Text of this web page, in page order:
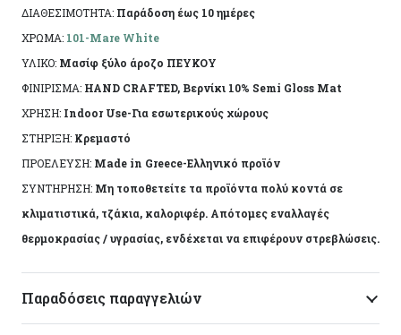
ενέργεια της ευημερίας και της προστασίας,
ιδανικό για νέα ξεκινήματα ή εορταστικές
εκδηλώσεις.
-Κατασκευασμένο από μασίφ ξύλο πεύκου.
-11773-
Μια ξεχωριστή επιλογή που θα εντυπωσιάσει και
θα ταιριάξει σε κάθε γωνιά του χώρου σας.
ενέργεια που αξίζουν όλοι.
ΔΙΑΘΕΣΙΜΟΤΗΤΑ: Παράδοση έως 10 ημέρες
ΧΡΩΜΑ: 101-Mare White
ΥΛΙΚΟ: Μασίφ ξύλο άροζο ΠΕΥΚΟΥ
ΦΙΝΙΡΙΣΜΑ: HAND CRAFTED, Βερνίκι 10% Semi Gloss Mat
ΧΡΗΣΗ: Indoor Use-Για εσωτερικούς χώρους
ΣΤΗΡΙΞΗ: Κρεμαστό
ΠΡΟΕΛΕΥΣΗ: Made in Greece-Ελληνικό προϊόν
ΣΥΝΤΗΡΗΣΗ: Μη τοποθετείτε τα προϊόντα πολύ κοντά σε
κλιματιστικά, τζάκια, καλοριφέρ. Απότομες εναλλαγές
θερμοκρασίας / υγρασίας, ενδέχεται να επιφέρουν στρεβλώσεις.
Παραδόσεις παραγγελιών